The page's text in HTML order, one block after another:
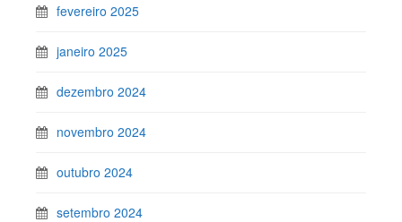
fevereiro 2025
janeiro 2025
dezembro 2024
novembro 2024
outubro 2024
setembro 2024